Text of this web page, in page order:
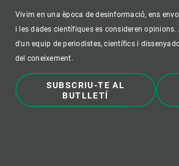
Vivim en una època de desinformació, ens
i les dades científiques es consideren opinions.
d'un equip de periodistes, científics i
del coneixement.
SUBSCRIU-TE AL
BUTLLETÍ